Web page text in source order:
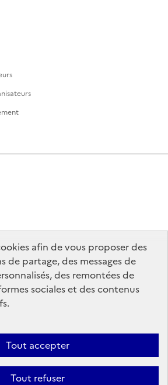
afin de vous proposer des
de partage, des messages de
des remontées de
sociales et des contenus
Tout accepter
Tout refuser
info.gouv.fr
data.gouv.fr
légales